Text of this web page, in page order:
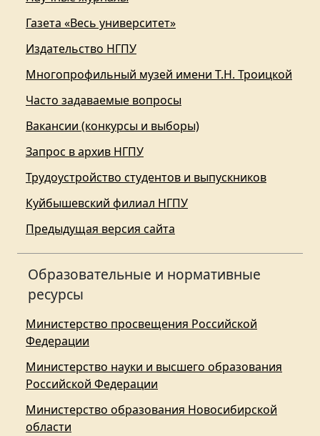
Газета «Весь университет»
Издательство НГПУ
Многопрофильный музей имени Т.Н. Троицкой
Часто задаваемые вопросы
Вакансии (конкурсы и выборы)
Запрос в архив НГПУ
Трудоустройство студентов и выпускников
Куйбышевский филиал НГПУ
Предыдущая версия сайта
Образовательные и нормативные
ресурсы
Министерство просвещения Российской
Федерации
Министерство науки и высшего образования
Российской Федерации
Министерство образования Новосибирской
области